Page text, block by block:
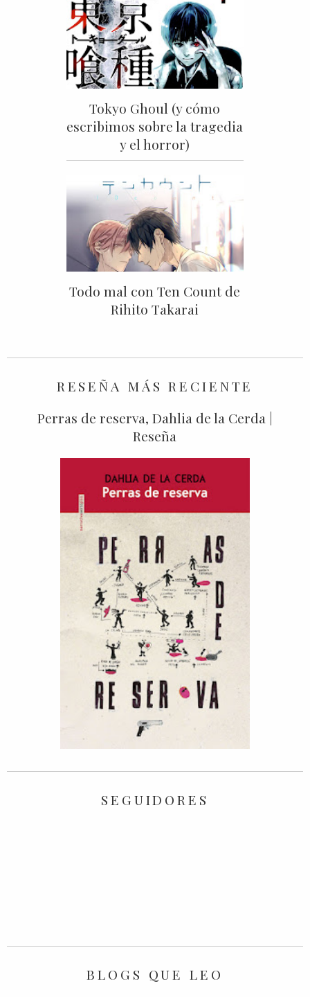
Tokyo Ghoul (y cómo
escribimos sobre la tragedia
y el horror)
Todo mal con Ten Count de
Rihito Takarai
RESEÑA MÁS RECIENTE
Perras de reserva, Dahlia de la Cerda |
Reseña
SEGUIDORES
BLOGS QUE LEO